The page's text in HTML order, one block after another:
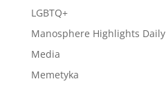
LGBTQ+
Manosphere Highlights Daily
Media
Memetyka